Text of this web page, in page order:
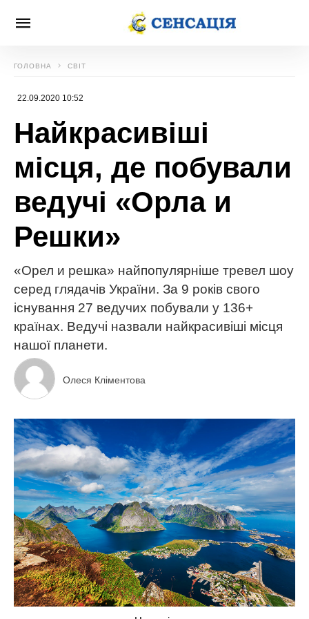
ГОЛОВНА СВІТ
22.09.2020 10:52
Найкрасивіші
місця, де побували
ведучі «Орла и
Решки»
«Орел и решка» найпопулярніше тревел шоу
серед глядачів України. За 9 років свого
існування 27 ведучих побували у 136+
країнах. Ведучі назвали найкрасивіші місця
нашої планети.
Олеся Кліментова